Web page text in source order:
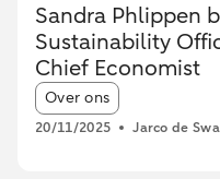
Sandra Phlippen
Sustainability
Chief Economist
Article tags:
Over ons
20/11/2025 Jarco de